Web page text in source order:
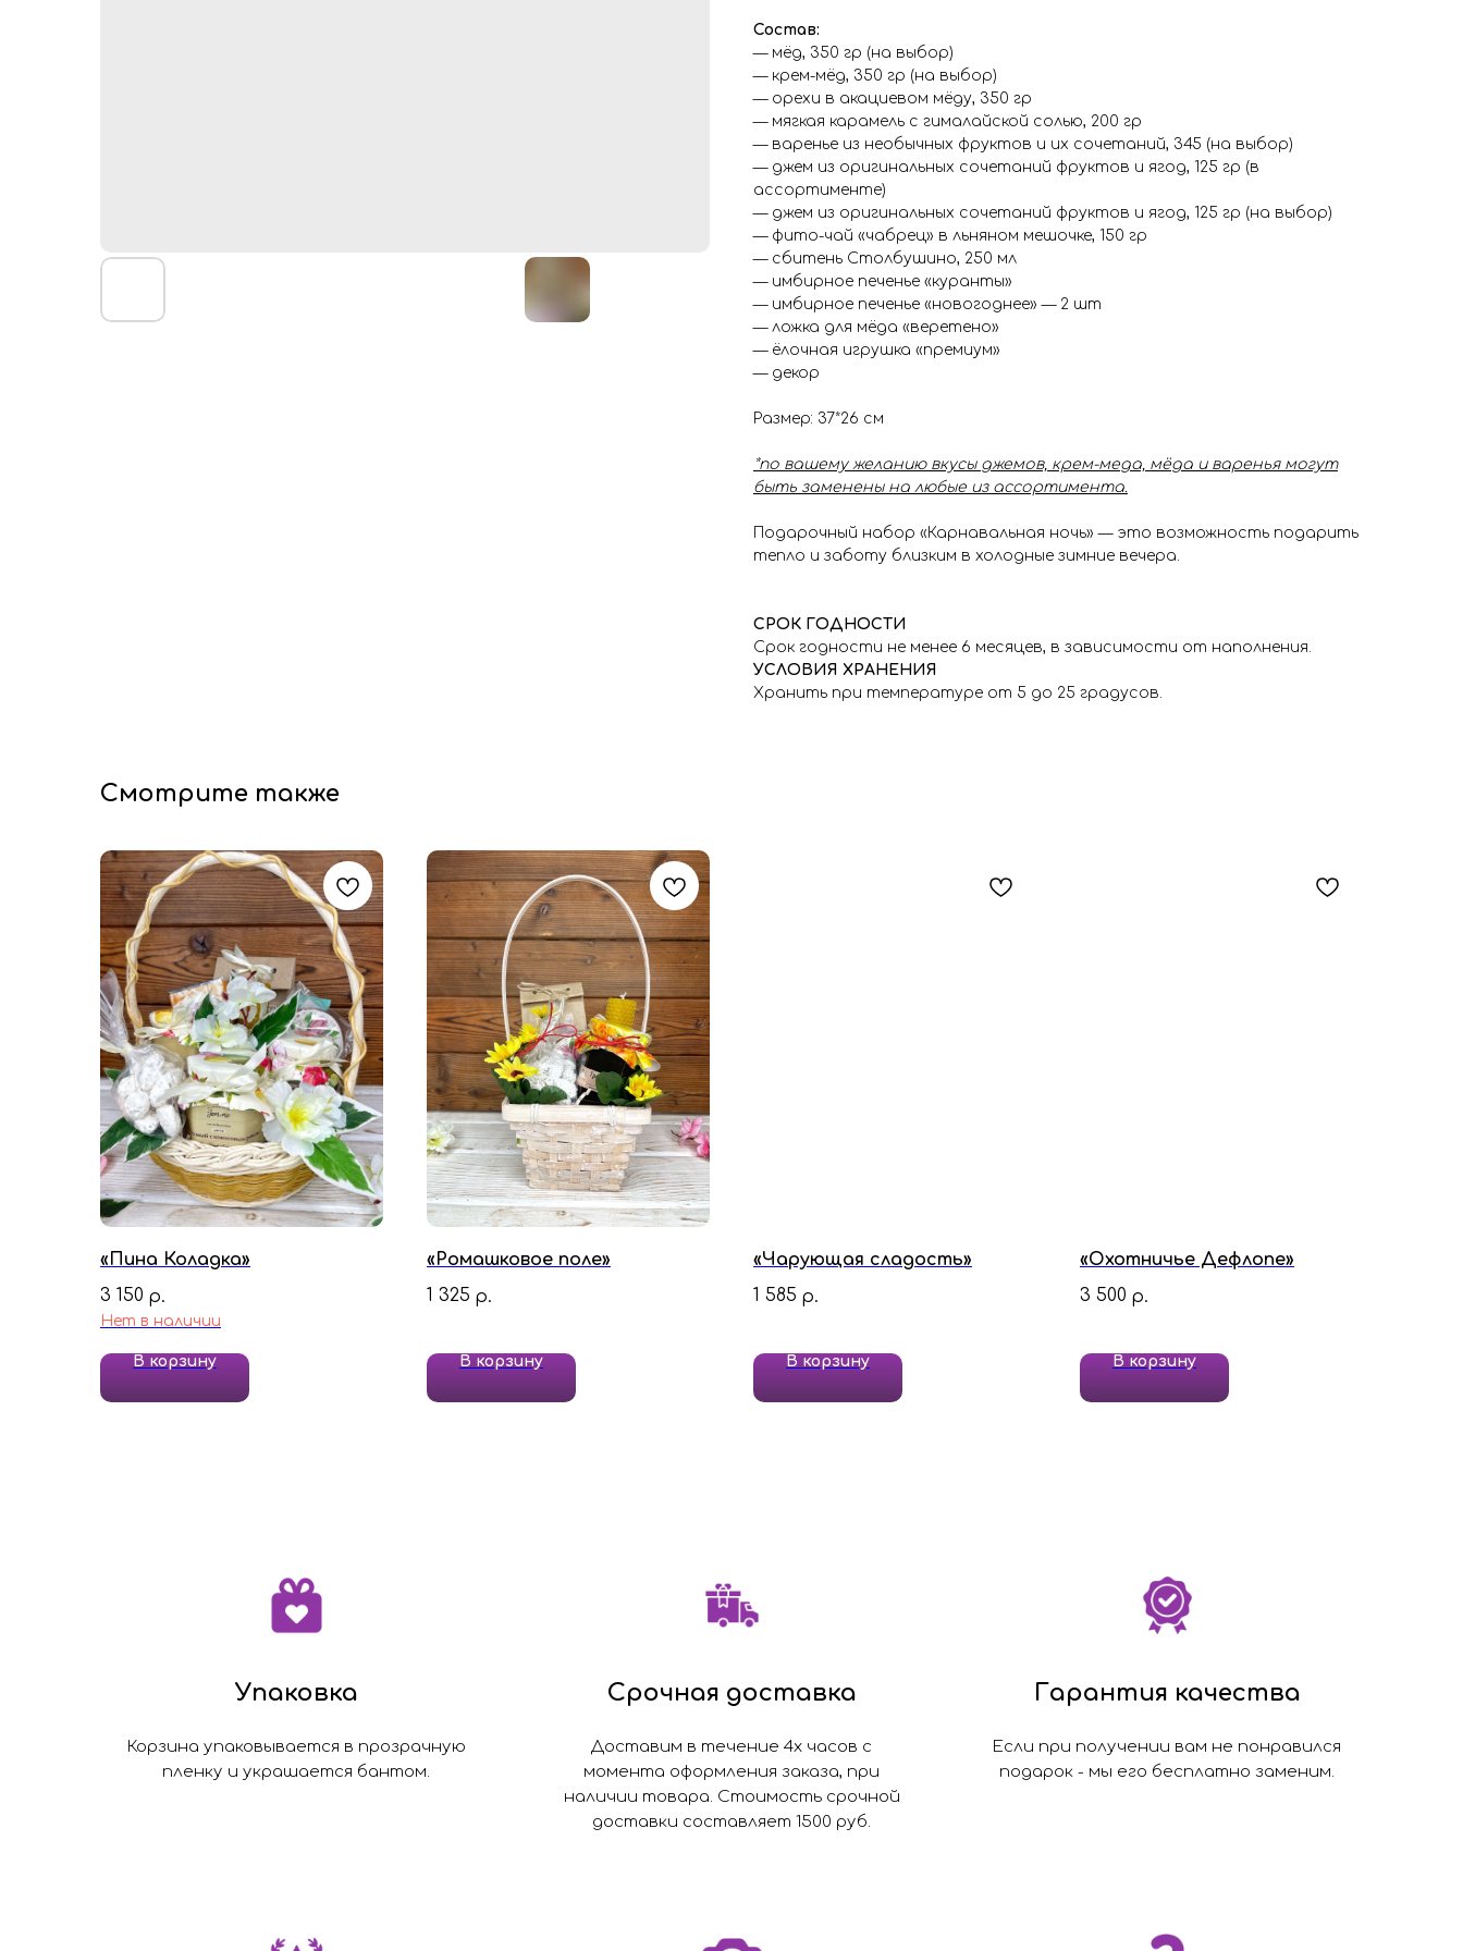
Состав:
— мёд, 350 гр (на выбор)
— крем-мёд, 350 гр (на выбор)
— орехи в акациевом мёду, 350 гр
— мягкая карамель с гималайской солью, 200 гр
— варенье из необычных фруктов и их сочетаний, 345 (на выбор)
— джем из оригинальных сочетаний фруктов и ягод, 125 гр (в
ассортименте)
— джем из оригинальных сочетаний фруктов и ягод, 125 гр (на выбор)
— фито-чай «чабрец» в льняном мешочке, 150 гр
— сбитень Столбушино, 250 мл
— имбирное печенье «куранты»
— имбирное печенье «новогоднее» — 2 шт
— ложка для мёда «веретено»
— ёлочная игрушка «премиум»
— декор
Размер: 37*26 см
*по вашему желанию вкусы джемов, крем-меда, мёда и варенья могут
быть заменены на любые из ассортимента.
Подарочный набор «Карнавальная ночь» — это возможность подарить
тепло и заботу близким в холодные зимние вечера.
СРОК ГОДНОСТИ
Срок годности не менее 6 месяцев, в зависимости от наполнения.
УСЛОВИЯ ХРАНЕНИЯ
Хранить при температуре от 5 до 25 градусов.
Смотрите также
«Пина Коладка»
3 150 р.
Нет в наличии
В корзину
«Ромашковое поле»
1 325 р.
В корзину
«Чарующая сладость»
1 585 р.
В корзину
«Охотничье Дефлопе»
3 500 р.
В корзину
Упаковка
Корзина упаковывается в прозрачную
пленку и украшается бантом.
Срочная доставка
Доставим в течение 4х часов с
момента оформления заказа, при
наличии товара. Стоимость срочной
доставки составляет 1500 руб.
Гарантия качества
Если при получении вам не понравился
подарок - мы его бесплатно заменим.